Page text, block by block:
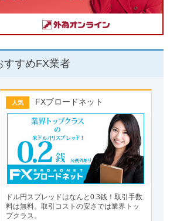
すすめFX業者
人気 FXブロードネット
ドル円スプレッドはなんと0.3銭！取引手数
料は無料。取引コストの安さでは業界トッ
プクラス。